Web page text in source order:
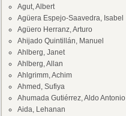
Agut, Albert
Agüera Espejo-Saavedra, Isabel
Agüero Herranz, Arturo
Ahijado Quintillán, Manuel
Ahlberg, Janet
Ahlberg, Allan
Ahlgrimm, Achim
Ahmed, Sufiya
Ahumada Gutiérrez, Aldo Antonio
Aida, Lehanan